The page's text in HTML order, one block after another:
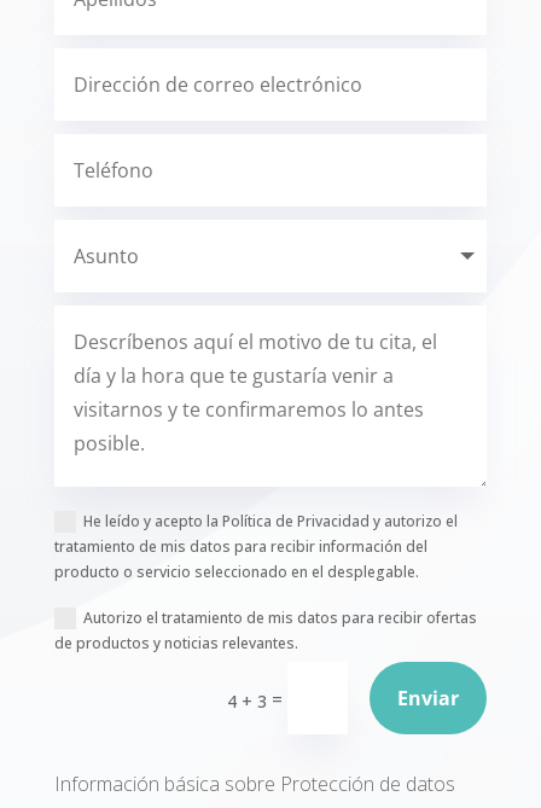
He leído y acepto la Política de Privacidad y autorizo el
tratamiento de mis datos para recibir información del
producto o servicio seleccionado en el desplegable.
Autorizo el tratamiento de mis datos para recibir ofertas
de productos y noticias relevantes.
4 + 3 = Enviar
Información básica sobre Protección de datos